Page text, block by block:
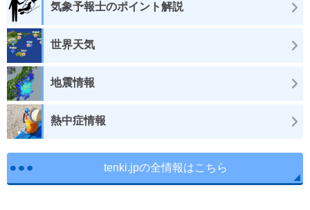
気象予報士のポイント解説
世界天気
地震情報
熱中症情報
tenki.jpの全情報はこちら